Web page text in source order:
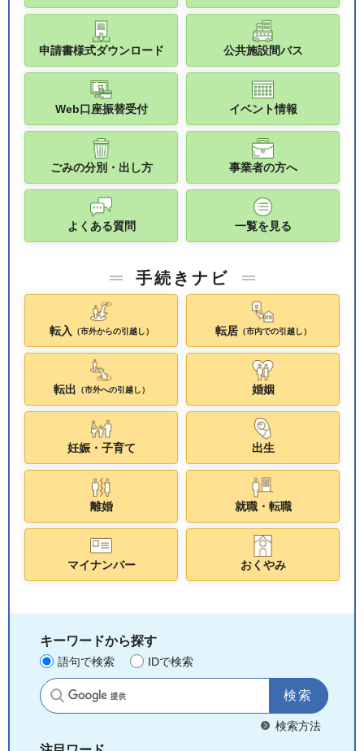
申請書様式ダウンロード 公共施設間バス
Web口座振替受付 イベント情報
ごみの分別・出し方 事業者の方へ
よくある質問 一覧を見る
手続きナビ
転入 （市外からの引越し） 転居（市内での引越し）
転出 （市外への引越し） 婚姻
妊娠・子育て 出生
離婚 就職・転職
マイナンバー おくやみ
キーワードから探す
語句で検索 IDで検索
サイト内検索
検索方法